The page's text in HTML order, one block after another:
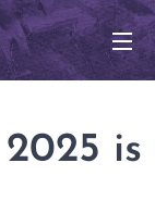
is